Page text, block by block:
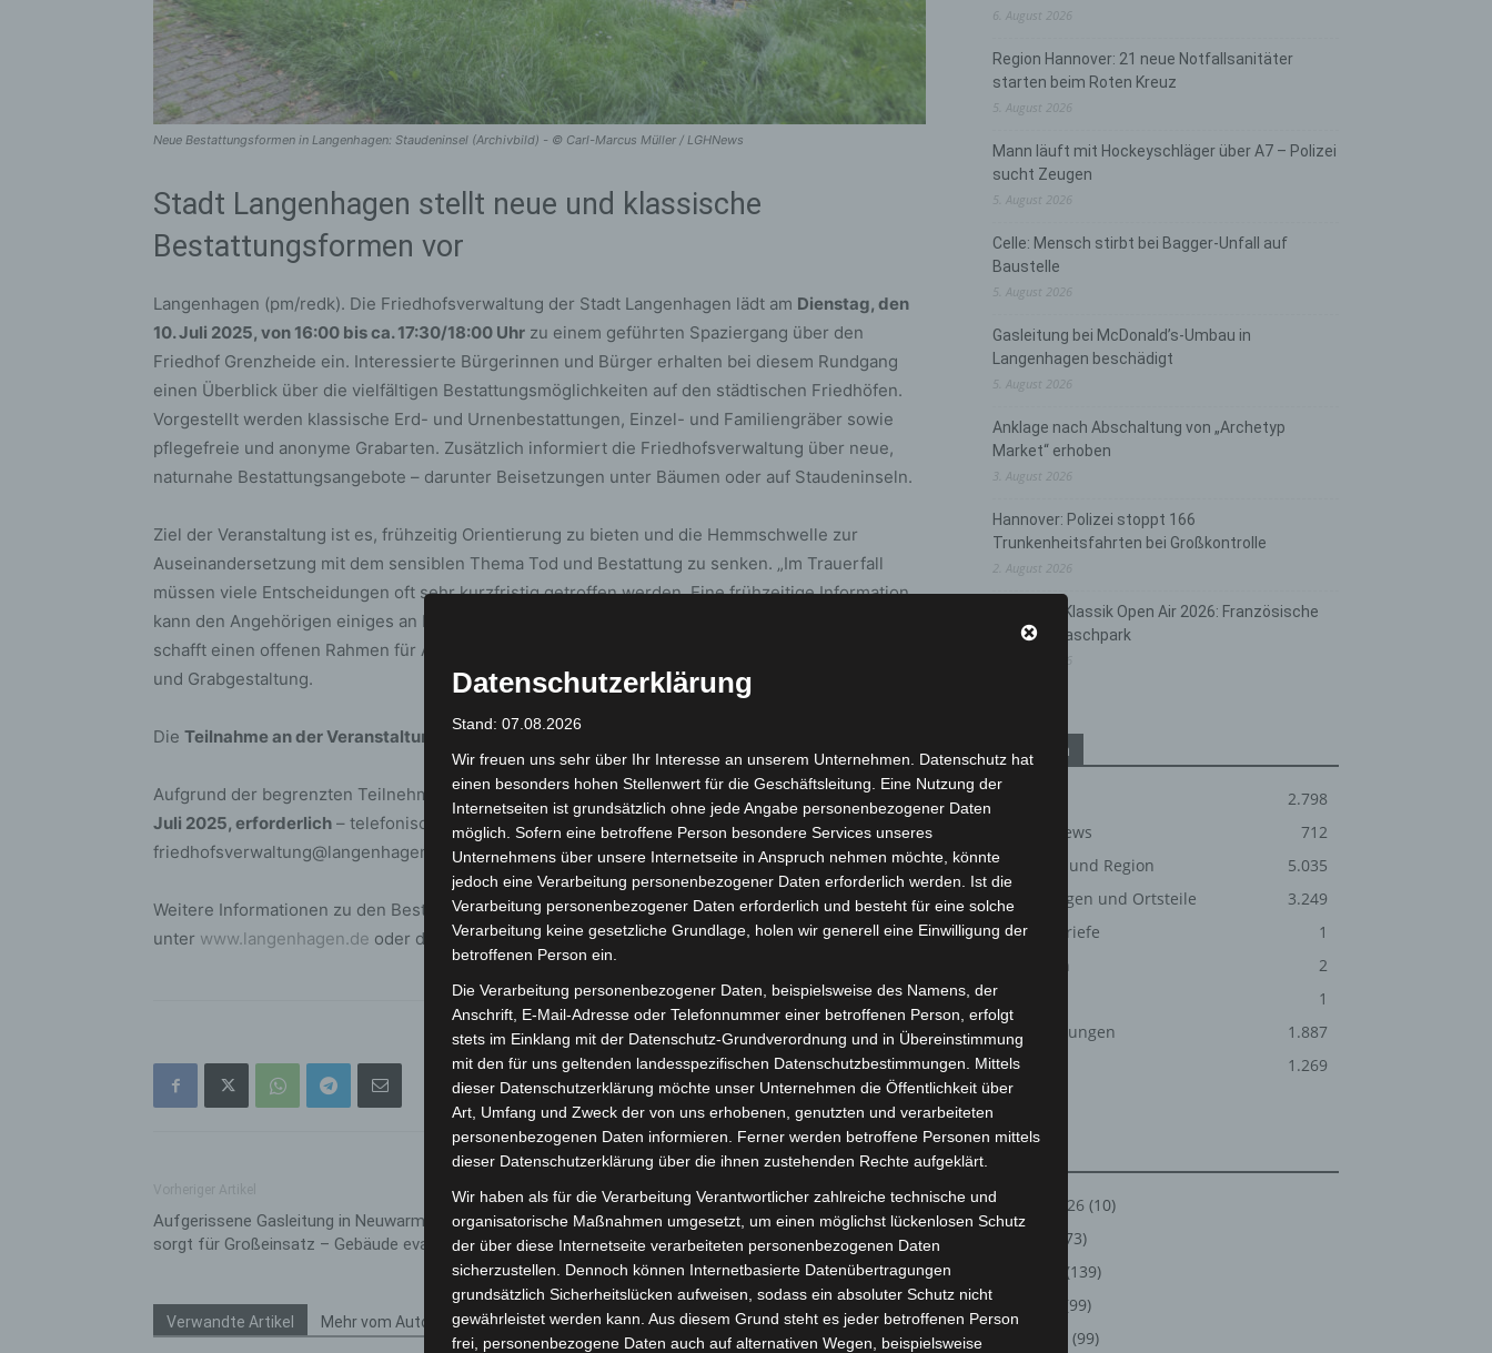
Neue Bestattungsformen in Langenhagen: Staudeninsel (Archivbild) - © Carl-Marcus Müller / LGHNews
Stadt Langenhagen stellt neue und klassische
Bestattungsformen vor
Langenhagen (pm/redk). Die Friedhofsverwaltung der Stadt Langenhagen lädt am Dienstag, den
10. Juli 2025, von 16:00 bis ca. 17:30/18:00 Uhr zu einem geführten Spaziergang über den
Friedhof Grenzheide ein. Interessierte Bürgerinnen und Bürger erhalten bei diesem Rundgang
einen Überblick über die vielfältigen Bestattungsmöglichkeiten auf den städtischen Friedhöfen.
Vorgestellt werden klassische Erd- und Urnenbestattungen, Einzel- und Familiengräber sowie
pflegefreie und anonyme Grabarten. Zusätzlich informiert die Friedhofsverwaltung über neue,
naturnahe Bestattungsangebote – darunter Beisetzungen unter Bäumen oder auf Staudeninseln.
Ziel der Veranstaltung ist es, frühzeitig Orientierung zu bieten und die Hemmschwelle zur
Auseinandersetzung mit dem sensiblen Thema Tod und Bestattung zu senken. „Im Trauerfall
müssen viele Entscheidungen oft sehr kurzfristig getroffen werden. Eine frühzeitige Information
kann den Angehörigen einiges an Last nehmen“, so die Friedhofsverwaltung. Der Spaziergang
schafft einen offenen Rahmen für Austausch und individuelle Fragen zur persönlichen Vorsorge
und Grabgestaltung.
Die Teilnahme an der Veranstaltung ist kostenfrei.
Aufgrund der begrenzten Teilnehmerzahl ist eineAnmeldung bis spätestens Donnerstag, den 3.
Juli 2025, erforderlich – telefonisch unter 0511 7307-6720 oder per E-Mail an
friedhofsverwaltung@langenhagen.de.
Weitere Informationen zu den Bestattungsangeboten der Stadt Langenhagen finden sich online
unter www.langenhagen.de oder direkt bei der Friedhofsverwaltung.
Aufgerissene Gasleitung in Neuwarmbüchen
sorgt für Großeinsatz – Gebäude evakuiert
Nächster Artikel
ZOOSAMMEN STARK: Ein Abend voller Herz im
Erlebnis-Zoo Hannover
Verwandte Artikel Mehr vom Autor
6. August 2026
Region Hannover: 21 neue Notfallsanitäter
starten beim Roten Kreuz
5. August 2026
Mann läuft mit Hockeyschläger über A7 – Polizei
sucht Zeugen
5. August 2026
Celle: Mensch stirbt bei Bagger-Unfall auf
Baustelle
5. August 2026
Gasleitung bei McDonald’s-Umbau in
Langenhagen beschädigt
5. August 2026
Anklage nach Abschaltung von „Archetyp
Market“ erhoben
3. August 2026
Hannover: Polizei stoppt 166
Trunkenheitsfahrten bei Großkontrolle
2. August 2026
Hannover Klassik Open Air 2026: Französische
Oper im Maschpark
Kategorien
2.798
Corona-News
712
Hannover und Region
5.035
Langenhagen und Ortsteile
3.249
Leserbriefe
1
Menschen
2
Über uns
1
Veranstaltungen
1.887
Welt
1.269
August 2026 (10)
(73)
(139)
(99)
(99)
Datenschutzerklärung
Stand: 07.08.2026
Wir freuen uns sehr über Ihr Interesse an unserem Unternehmen. Datenschutz hat
einen besonders hohen Stellenwert für die Geschäftsleitung. Eine Nutzung der
Internetseiten ist grundsätzlich ohne jede Angabe personenbezogener Daten
möglich. Sofern eine betroffene Person besondere Services unseres
Unternehmens über unsere Internetseite in Anspruch nehmen möchte, könnte
jedoch eine Verarbeitung personenbezogener Daten erforderlich werden. Ist die
Verarbeitung personenbezogener Daten erforderlich und besteht für eine solche
Verarbeitung keine gesetzliche Grundlage, holen wir generell eine Einwilligung der
betroffenen Person ein.
Die Verarbeitung personenbezogener Daten, beispielsweise des Namens, der
Anschrift, E-Mail-Adresse oder Telefonnummer einer betroffenen Person, erfolgt
stets im Einklang mit der Datenschutz-Grundverordnung und in Übereinstimmung
mit den für uns geltenden landesspezifischen Datenschutzbestimmungen. Mittels
dieser Datenschutzerklärung möchte unser Unternehmen die Öffentlichkeit über
Art, Umfang und Zweck der von uns erhobenen, genutzten und verarbeiteten
personenbezogenen Daten informieren. Ferner werden betroffene Personen mittels
dieser Datenschutzerklärung über die ihnen zustehenden Rechte aufgeklärt.
Wir haben als für die Verarbeitung Verantwortlicher zahlreiche technische und
organisatorische Maßnahmen umgesetzt, um einen möglichst lückenlosen Schutz
der über diese Internetseite verarbeiteten personenbezogenen Daten
sicherzustellen. Dennoch können Internetbasierte Datenübertragungen
grundsätzlich Sicherheitslücken aufweisen, sodass ein absoluter Schutz nicht
gewährleistet werden kann. Aus diesem Grund steht es jeder betroffenen Person
frei, personenbezogene Daten auch auf alternativen Wegen, beispielsweise